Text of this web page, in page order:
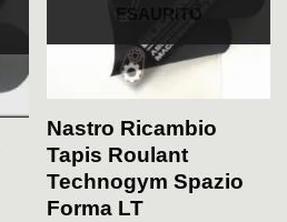
ESAURITO
Nastro Ricambio
Tapis Roulant
Technogym Spazio
Forma LT